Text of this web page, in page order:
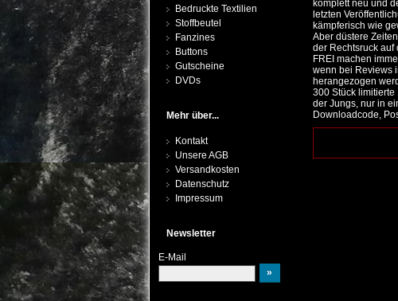
komplett neu und
letzten
kämpferisch wie
Aber düstere
der Rechtsruck auf
FREI machen
wenn bei Reviews
herangezogen
300 Stück
der Jungs, nur in
Downloadcode,
Bedruckte Textilien
Stoffbeutel
Fanzines
Buttons
Gutscheine
DVDs
Mehr über...
Kontakt
Unsere AGB
Versandkosten
Datenschutz
Impressum
Newsletter
E-Mail